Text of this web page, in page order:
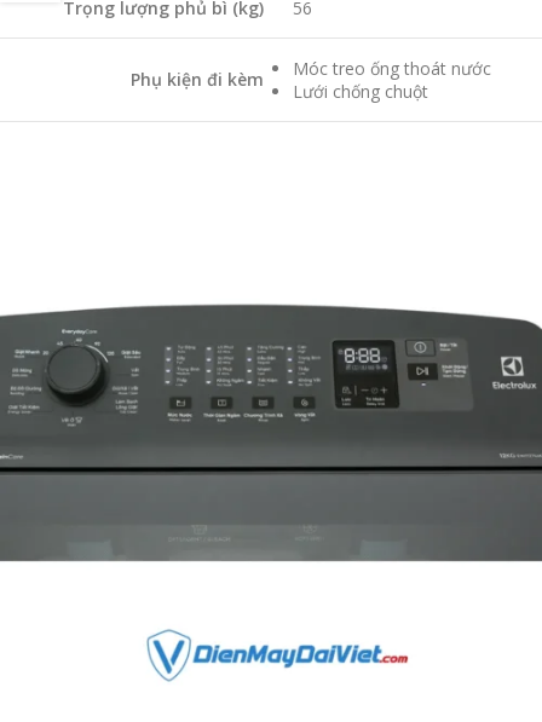
Trọng lượng phủ bì (kg) 56
Phụ kiện đi kèm
Móc treo ống thoát nước
Lưới chống chuột